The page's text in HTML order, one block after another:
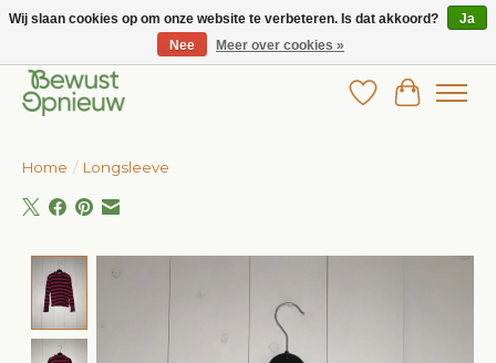
Wij bieden het grootste aanbod in betaalbare kinderkleding!
Verlanglijst
Home / Longsleeve
Wij slaan cookies op om onze website te verbeteren. Is dat akkoord?
Ja
Nee
Meer over cookies »